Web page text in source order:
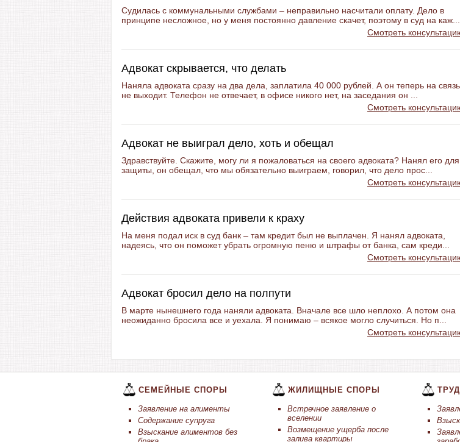
Судилась с коммунальными службами – неправильно насчитали оплату. Дело в
принципе несложное, но у меня постоянно давление скачет, поэтому в суд на каж...
Смотреть
Адвокат скрывается, что делать
Наняла адвоката сразу на два дела, заплатила 40 000 рублей. А он теперь на связь
не выходит. Телефон не отвечает, в офисе никого нет, на заседания он ...
Смотреть
Адвокат не выиграл дело, хоть и обещал
Здравствуйте. Скажите, могу ли я пожаловаться на своего адвоката? Нанял его для
защиты, он обещал, что мы обязательно выиграем, говорил, что дело прос...
Смотреть
Действия адвоката привели к краху
На меня подал иск в суд банк – там кредит был не выплачен. Я нанял адвоката,
надеясь, что он поможет убрать огромную пеню и штрафы от банка, сам креди...
Смотреть
Адвокат бросил дело на полпути
В марте нынешнего года наняли адвоката. Вначале все шло неплохо. А потом она
неожиданно бросила все и уехала. Я понимаю – всякое могло случиться. Но п...
Смотреть
СЕМЕЙНЫЕ СПОРЫ
Заявление на алименты
Содержание супруга
Взыскание алиментов без
ЖИЛИЩНЫЕ СПОРЫ
Встречное заявление о
вселении
Возмещение ущерба после
залива квартиры